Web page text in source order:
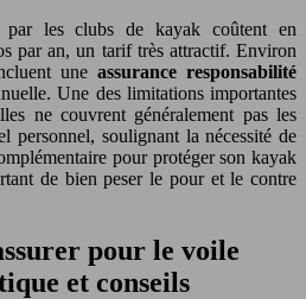
par les clubs de kayak coûtent en
par an, un tarif très attractif. Environ
uneassurance responsabilité
Une des limitations importantes
ne couvrent généralement pas les
personnel, soulignant la nécessité de
pour protéger son kayak
de bien peser le pour et le contre
pour le voile
et conseils